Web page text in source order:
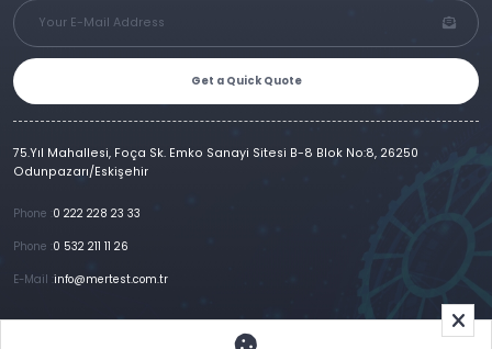
Get a Quick Quote
75.Yıl Mahallesi, Foça Sk. Emko Sanayi Sitesi B-8 Blok No:8, 26250
Odunpazarı/Eskişehir
Phone : 0 222 228 23 33
Phone : 0 532 211 11 26
E-Mail :info@mertest.com.tr
References